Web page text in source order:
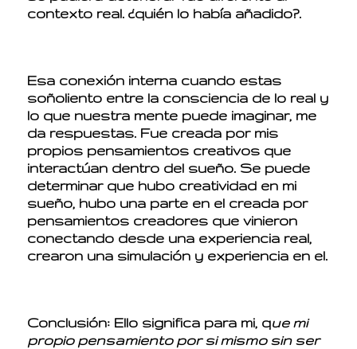
contexto real. ¿quién lo había añadido?.
Esa conexión interna cuando estas
soñoliento entre la consciencia de lo real y
lo que nuestra mente puede imaginar, me
da respuestas. Fue creada por mis
propios pensamientos creativos que
interactúan dentro del sueño. Se puede
determinar que hubo creatividad en mi
sueño, hubo una parte en el creada por
pensamientos creadores que vinieron
conectando desde una experiencia real,
crearon una simulación y experiencia en el.
Conclusión: Ello significa para mi, que mi
propio pensamiento por si mismo sin ser